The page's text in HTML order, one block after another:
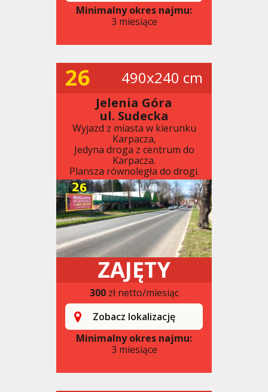
Minimalny okres najmu:
3 miesiące
26 490x240 cm
Jelenia Góra
ul. Sudecka
Wyjazd z miasta w kierunku
Karpacza,
Jedyna droga z centrum do
Karpacza.
Plansza równoległa do drogi.
ZAJĘTY
300zł netto/miesiąc
Zobacz lokalizację
Minimalny okres najmu:
3 miesiące